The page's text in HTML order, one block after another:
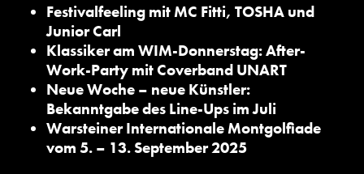
Festivalfeeling mit MC Fitti, TOSHA und
Junior Carl
Klassiker am WIM-Donnerstag: After-
Work-Party mit Coverband UNART
Neue Woche – neue Künstler:
Bekanntgabe des Line-Ups im Juli
Warsteiner Internationale Montgolfiade
vom 5. – 13. September 2025